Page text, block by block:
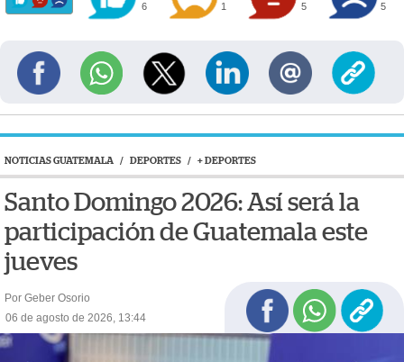
6 1 5 5
NOTICIAS GUATEMALA / DEPORTES / + DEPORTES
Santo Domingo 2026: Así será la
participación de Guatemala este
jueves
Por Geber Osorio
06 de agosto de 2026, 13:44